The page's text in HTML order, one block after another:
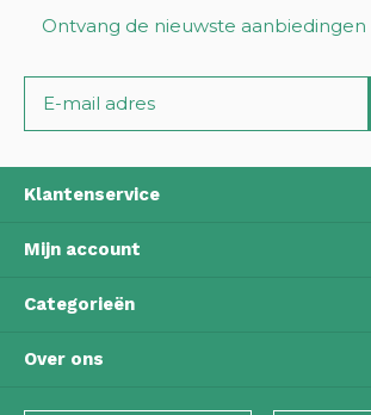
Ontvang de nieuwste
Klantenservice
Mijn account
Categorieën
Over ons